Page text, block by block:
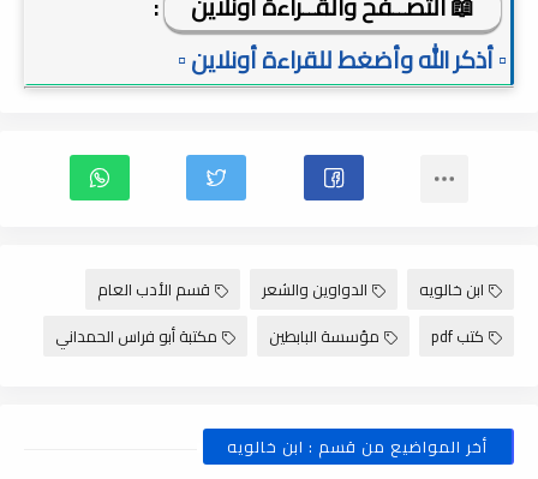
▫️ أذكر الله وأضغط للقراءة أونلاين ▫️
ابن خالويه الدواوين والشعر
قسم الأدب العام
كتب pdf
مؤسسة البابطين مكتبة أبو فراس الحمداني
أخر المواضيع من قسم : ابن خالويه